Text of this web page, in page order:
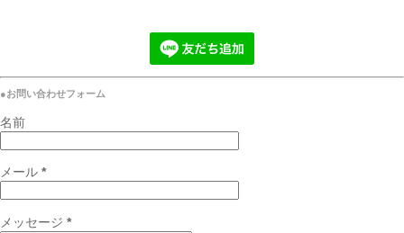
●お問い合わせフォーム
名前
メール *
メッセージ *